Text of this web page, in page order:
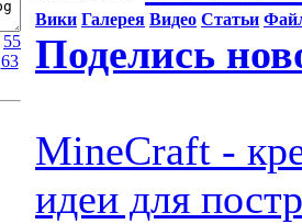
55
63
Вики Галерея Видео Статьи
Поделись
MineCraft -
идеи для